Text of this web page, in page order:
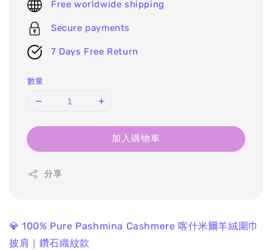
Free worldwide shipping
Secure payments
7 Days Free Return
數量
加入購物車
分享
💎 100% Pure Pashmina Cashmere喀什米爾羊絨圍巾
披肩｜鑽石織紋款